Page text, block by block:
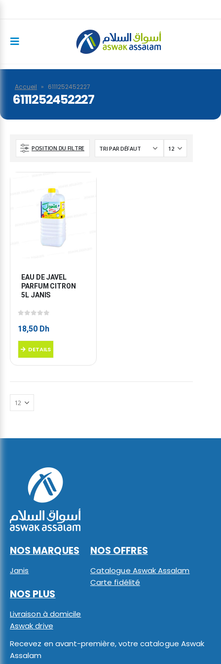
Accueil » 6111252452227
6111252452227
POSITION DU FILTRE
EAU DE JAVEL
PARFUM CITRON
5L JANIS
18,50 Dh
DETAILS
NOS MARQUES
Janis
NOS OFFRES
Catalogue Aswak Assalam
Carte fidélité
NOS PLUS
Livraison à domicile
Aswak drive
Recevez en avant-première, votre catalogue Aswak
Assalam